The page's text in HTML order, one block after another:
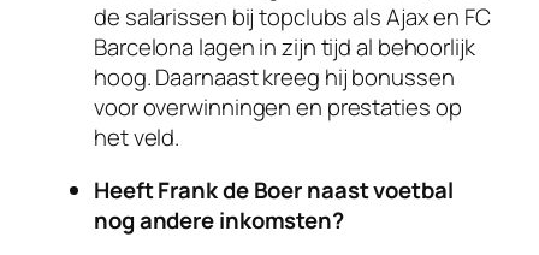
de salarissen bij topclubs als Ajax en FC
Barcelona lagen in zijn tijd al behoorlijk
hoog. Daarnaast kreeg hij bonussen
voor overwinningen en prestaties op
het veld.
Heeft Frank de Boer naast voetbal
nog andere inkomsten?